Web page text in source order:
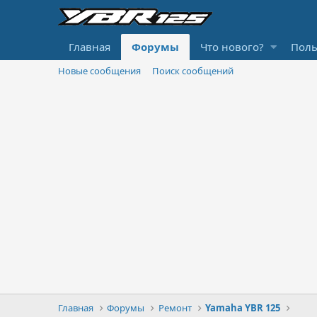
Главная Форумы Что нового?
Новые сообщения Поиск сообщений
Главная Форумы Ремонт Yamaha YBR 125